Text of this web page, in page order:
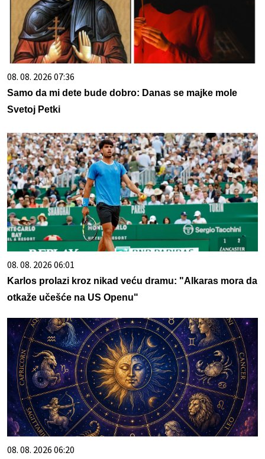
08. 08. 2026 07:36
Samo da mi dete bude dobro: Danas se majke mole
Svetoj Petki
08. 08. 2026 06:01
Karlos prolazi kroz nikad veću dramu: "Alkaras mora da
otkaže učešće na US Openu"
08. 08. 2026 06:20